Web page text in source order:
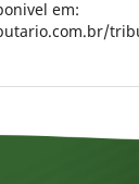
em: